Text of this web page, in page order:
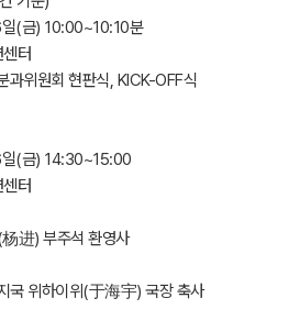
(금) 10:00~10:10분
터
과위원회 현판식, KICK-OFF식
(금) 14:30~15:00
터
进) 부주석 환영사
국 위하이위(于海宇) 국장 축사